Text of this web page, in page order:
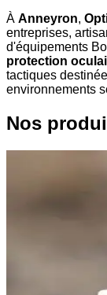
À Anneyron,
entreprises,
d'équipements
protection
tactiques
environnements
Nos